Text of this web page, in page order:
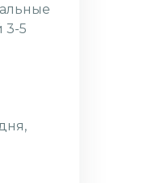
3-5